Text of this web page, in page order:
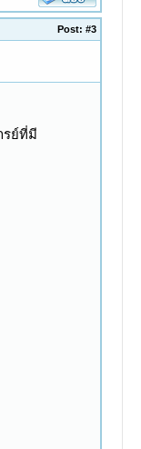
Post:#3
รย์ที่มี